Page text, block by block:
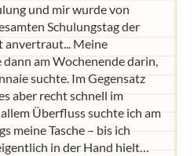
und mir wurde von
Schulungstag der
anvertraut... Meine
am Wochenende darin,
suchte. Im Gegensatz
aber recht schnell im
Überfluss suchte ich am
meine Tasche – bis ich
in der Hand hielt…